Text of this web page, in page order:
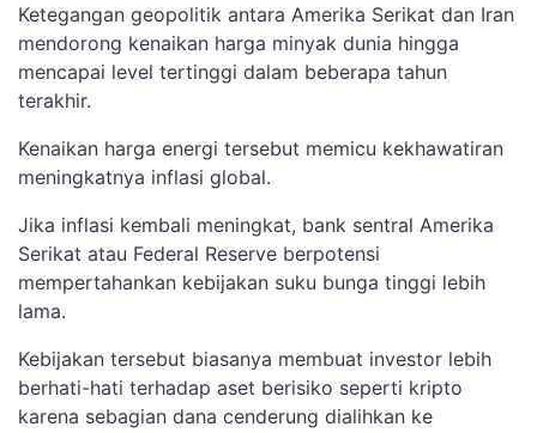
Ketegangan geopolitik antara Amerika Serikat dan Iran
mendorong kenaikan harga minyak dunia hingga
mencapai level tertinggi dalam beberapa tahun
terakhir.
Kenaikan harga energi tersebut memicu kekhawatiran
meningkatnya inflasi global.
Jika inflasi kembali meningkat, bank sentral Amerika
Serikat atau Federal Reserve berpotensi
mempertahankan kebijakan suku bunga tinggi lebih
lama.
Kebijakan tersebut biasanya membuat investor lebih
berhati-hati terhadap aset berisiko seperti kripto
karena sebagian dana cenderung dialihkan ke